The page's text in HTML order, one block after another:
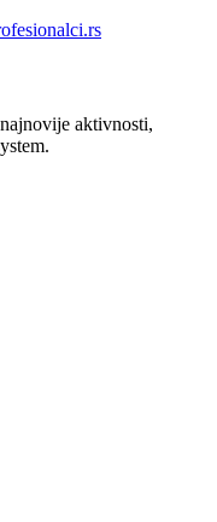
aktivnosti,